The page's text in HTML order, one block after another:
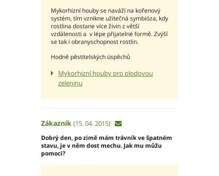
Mykorhizní houby se naváží na kořenový
systém, tím vznikne užitečná symbióza, kdy
rostlina dostane více živin z větší
vzdálenosti a v lépe přijatelné formě. Zvýší
se tak i obranyschopnost rostlin.
Hodně pěstitelských úspěchů
Mykorhizní houby pro plodovou
zeleninu
Zákazník (15. 04. 2015)
Dobrý den, po zimě mám trávník ve špatném
stavu, je v něm dost mechu. Jak mu můžu
pomoci?